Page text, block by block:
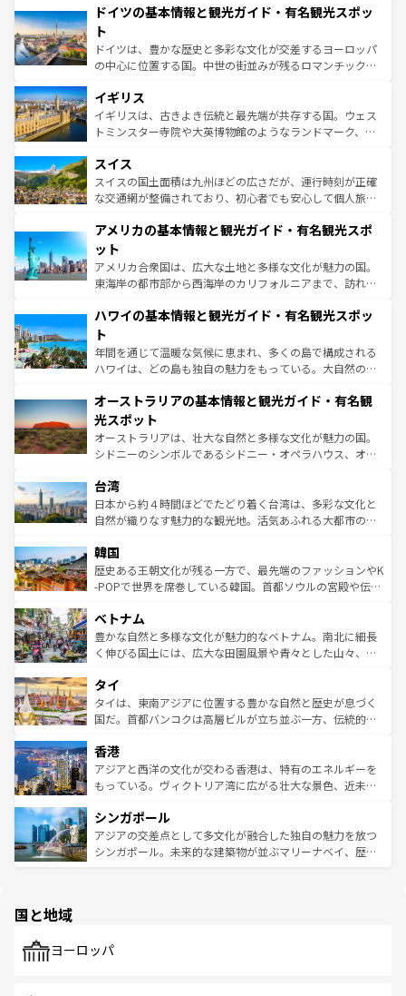
せる。地方によって風土や気候が異なるスペインはその個
ンテンツ一覧 を参照してほしい。
で、幅広い魅力が詰まっている。華麗な宮殿、歴史的な大
聖堂、美しいビーチ、そして豊かな自然が、訪れる者を心
から魅了する。また、フランスは美食の国としても知ら
れ、フランス料理はユネスコ無形文化遺産にも登録されて
香り高いラベンダー畑など、多彩な楽しみ方が可能だ。さ
らに、パリ以外の地域にも魅力が溢れており、どの街角に
も豊かな歴史と文化が息づいている。パリ以外の個性あふ
を参照してほしい。
ドイツの基本情報と観光ガイド・有名観光スポッ
ト
ドイツは、豊かな歴史と多彩な文化が交差するヨーロッパ
の中心に位置する国。中世の街並みが残るロマンチック街
顔を持つこの国は、どこを歩いても飽きることがない。ベ
ルリンの文化的活気、バイエルン州のアルプスの絶景、そ
してライン川沿いのワイン畑といった風景は必見。ビール
は、お酒好きな人にはぜひ体験してほしい。 なお、新着の
ドイツ情報はコンテンツ一覧を参照してほしい。
イギリス
イギリスは、古きよき伝統と最先端が共存する国。ウェス
トミンスター寺院や大英博物館のようなランドマーク、歴
リアごとに異なる魅力がある。また、優雅なアフタヌーン
ティー、ビール好きにはたまらない英国パブ、サッカー観
戦など、本場だからこそできる体験も豊富。イギリスを旅
ンツ一覧を参照してほしい。
スイス
スイスの国土面積は九州ほどの広さだが、運行時刻が正確
な交通網が整備されており、初心者でも安心して個人旅行
の建物がそのまま残る町や、スイスならではのユニークな
博物館もあり、アルプス観光だけでなく町歩きも満喫する
ことができる。国民の所得が高いため物価も高いが、旅行
者向けの交通パス提供のサービスもあり、うまく活用すれ
着のスイス情報はコンテンツ一覧を参照してほしい。
アメリカの基本情報と観光ガイド・有名観光スポ
ット
アメリカ合衆国は、広大な土地と多様な文化が魅力の国。
東海岸の都市部から西海岸のカリフォルニアまで、訪れる
のような巨大都市は、観光、ショッピング、エンターテイ
ンメントが詰まった刺激的なスポットだ。一方、アメリカ
西部には大自然が広がり、グランドキャニオンやイエロー
ストーン国立公園といった絶景が堪能できる。さらに、南
文化が魅力。旅行者はアメリカの各地域で異なる魅力を楽
しみながら、その多様性と豊かな歴史を感じることができ
るだろう。車でのロードトリップや列車の旅も、アメリカ
ならではの贅沢な旅のスタイルだ。 なお、新着のアメリカ
情報は コンテンツ一覧 を参照してほしい。
ハワイの基本情報と観光ガイド・有名観光スポッ
ト
年間を通じて温暖な気候に恵まれ、多くの島で構成される
ハワイは、どの島も独自の魅力をもっている。大自然の神
ワイ島は見逃せない。また、定番の観光地といえばオアフ
島だが、静かな自然を求めるならマウイ島やカウアイ島が
おすすめ。エメラルドグリーンに輝く海をはじめ、豊かな
文化や歴史が息づいている。「アロハスピリット」と呼ば
人々、おいしいローカルフードやハワイアンミュージッ
ク、伝統的なフラダンスなど、すべてがハワイの魅力を彩
っている。訪れるたびに新しい発見と感動が待っているハ
はコンテンツ一覧
オーストラリアの基本情報と観光ガイド・有名観
光スポット
オーストラリアは、壮大な自然と多様な文化が魅力の国。
シドニーのシンボルであるシドニー・オペラハウス、オー
リアリーフや大陸中央部にそびえるウルル（エアーズロッ
ク）、タスマニアの美しい原生林やケアンズの熱帯雨林な
ど、見どころがたくさん。また、カフェやワイン、オージ
いる。アクティビティも充実しており、サーフィンやダイ
ビング、ハイキングなど、アウトドア好きにはたまらな
い。オーストラリアの多彩な魅力を存分に味わいつくそ
参照してほしい。
台湾
日本から約４時間ほどでたどり着く台湾は、多彩な文化と
自然が織りなす魅力的な観光地。活気あふれる大都市の台
ン）、静ひつな山岳地帯である台湾東部など、都市の喧騒
と山間の静けさが共存しており、訪れる人に新しい発見と
驚きをもたらしてくれる。また、奥深い台湾の食文化も魅
容にもいいと評判のスイーツなど、バラエティ豊かな料理
が味わえる。 なお、新着の台湾情報は コンテンツ一覧を参
照してほしい。
韓国
歴史ある王朝文化が残る一方で、最先端のファッションやK
-POPで世界を席巻している韓国。首都ソウルの宮殿や伝統
き、地方に足を延ばせば四季折々の自然美を楽しむことが
できる。そして、キムチや焼肉、絶品のストリートフード
まで、さまざまな韓国料理が待っている。夜には、韓国な
リティに包まれながら、韓国の多彩な魅力を心ゆくまで味
わってみてほしい。 なお、新着の韓国情報はコンテンツ一
覧を参照してほしい。
ベトナム
豊かな自然と多様な文化が魅力的なベトナム。南北に細長
く伸びる国土には、広大な田園風景や青々とした山々、世
急速な発展と共に伝統が息づく。ハノイの古い町並みやホ
ーチミン市のフランス統治時代の建物も、独特の雰囲気を
醸し出している。また、バラエティの豊かさとおいしさで
とつ。フォーやバインミー、ベトナムコーヒーなどは、ぜ
ひ現地で味わいたい。どの地域を訪れてもあたたかい人々
が旅行者を迎えてくれるので、きっと忘れられない旅にな
参照してほしい。
タイ
タイは、東南アジアに位置する豊かな自然と歴史が息づく
国だ。首都バンコクは高層ビルが立ち並ぶ一方、伝統的な
の活気が交差している。北部ではチェンマイなどの山岳地
帯で自然と触れ合い、南部ではプーケットやクラビの美し
いビーチでリゾート気分を楽しむことができる。タイ料理
激する。気候は一年中温暖で、どの季節にも異なる楽しみ
が待っている。親しみやすいタイの人々、仏教を中心とし
た文化、そして多様な観光資源が、訪れる旅人を魅了し続
香港
アジアと西洋の文化が交わる香港は、特有のエネルギーを
もっている。ヴィクトリア湾に広がる壮大な景色、近未来
み、どこを訪れても感動するはず。観光スポットが密集し
ており、効率よく見どころを回れるのも魅力。息をのむよ
うな絶景から文化的な体験まで、香港を存分に楽しみ尽く
シンガポール
アジアの交差点として多文化が融合した独自の魅力を放つ
シンガポール。未来的な建築物が並ぶマリーナベイ、歴史
で、ホーカーズは地元の風情を楽しめる外せないスポット
国と地域
ヨーロッパ